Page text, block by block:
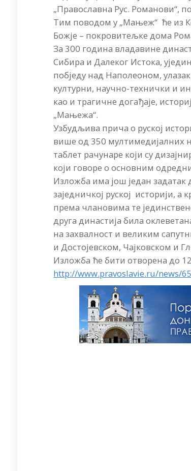
„Православна Рус. Романови“,
Тим поводом у „Мањеж“ ће из
Божје – покровитељке дома
За 300 година владавине
Сибира и Далеког Истока,
побједу над Наполеоном,
културни, научно-технички и
као и трагичне догађаје,
„Мањежа“.
Узбудљива прича о руској
више од 350 мултимедијалних
таблет рачунаре који су
који говоре о основним
Изложба има још један
заједничкој руској историји, а
према члановима те
друга династија била
на захвалност и великим
и Достојевском, Чајковском и
Изложба ће бити отворена до
http://www.pravoslavie.ru/news/